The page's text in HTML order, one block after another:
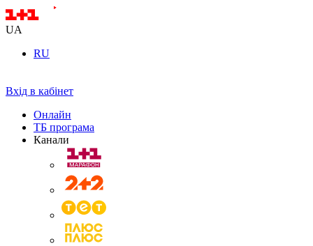
UA
RU
Вхід в кабінет
Онлайн
ТБ програма
Канали